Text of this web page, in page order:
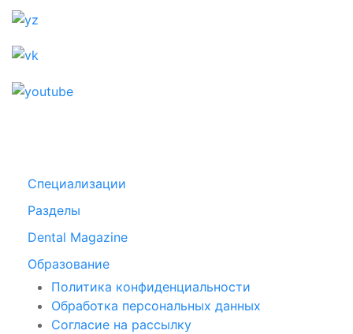
Специализации
Разделы
Dental Magazine
Образование
Политика конфиденциальности
Обработка персональных данных
Согласие на рассылку